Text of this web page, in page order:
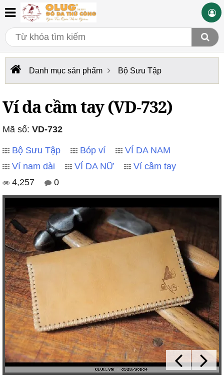
Danh mục sản phẩm Bộ Sưu Tập
Ví da cầm tay (VD-732)
Mã số: VD-732
Bộ Sưu Tập Bóp ví
VÍ DA NAM
Ví nam dài
VÍ DA NỮ
Ví cầm tay
4,257
0